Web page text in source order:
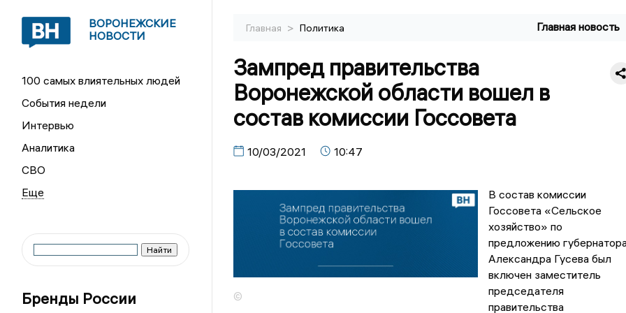
ВОРОНЕЖСКИЕ
НОВОСТИ
100 самых влиятельных людей
События недели
Интервью
Аналитика
СВО
Бренды России
Главная > Политика Главная новость
Зампред правительства
Воронежской области вошел в
состав комиссии Госсовета
10/03/2021 10:47
©
В состав комиссии
Госсовета «Сельское
хозяйство» по
предложению
Александра Гусева был
включен заместитель
председателя
правительства